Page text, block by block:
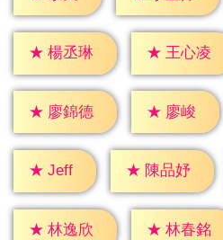
★ 楊丞琳 ★ 王心凌
★ 廖錦德 ★ 廖峻
★ Jeff ★ 陳品妤
★ 林逸欣 ★ 林春銘